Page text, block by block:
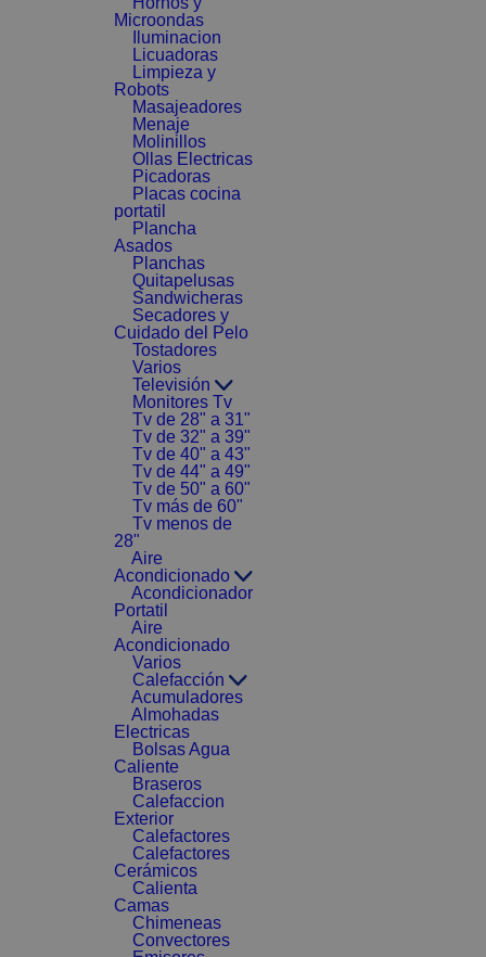
Microondas
Iluminacion
Licuadoras
Limpieza y
Robots
Masajeadores
Menaje
Molinillos
Ollas Electricas
Picadoras
Placas cocina
portatil
Plancha
Asados
Planchas
Quitapelusas
Sandwicheras
Secadores y
Cuidado del Pelo
Tostadores
Varios
Televisión
Monitores Tv
Tv de 28" a 31"
Tv de 32" a 39"
Tv de 40" a 43"
Tv de 44" a 49"
Tv de 50" a 60"
Tv más de 60"
Tv menos de
28"
Aire
Acondicionado
Acondicionador
Portatil
Aire
Acondicionado
Varios
Calefacción
Acumuladores
Almohadas
Electricas
Bolsas Agua
Caliente
Braseros
Calefaccion
Exterior
Calefactores
Calefactores
Cerámicos
Calienta
Camas
Chimeneas
Convectores